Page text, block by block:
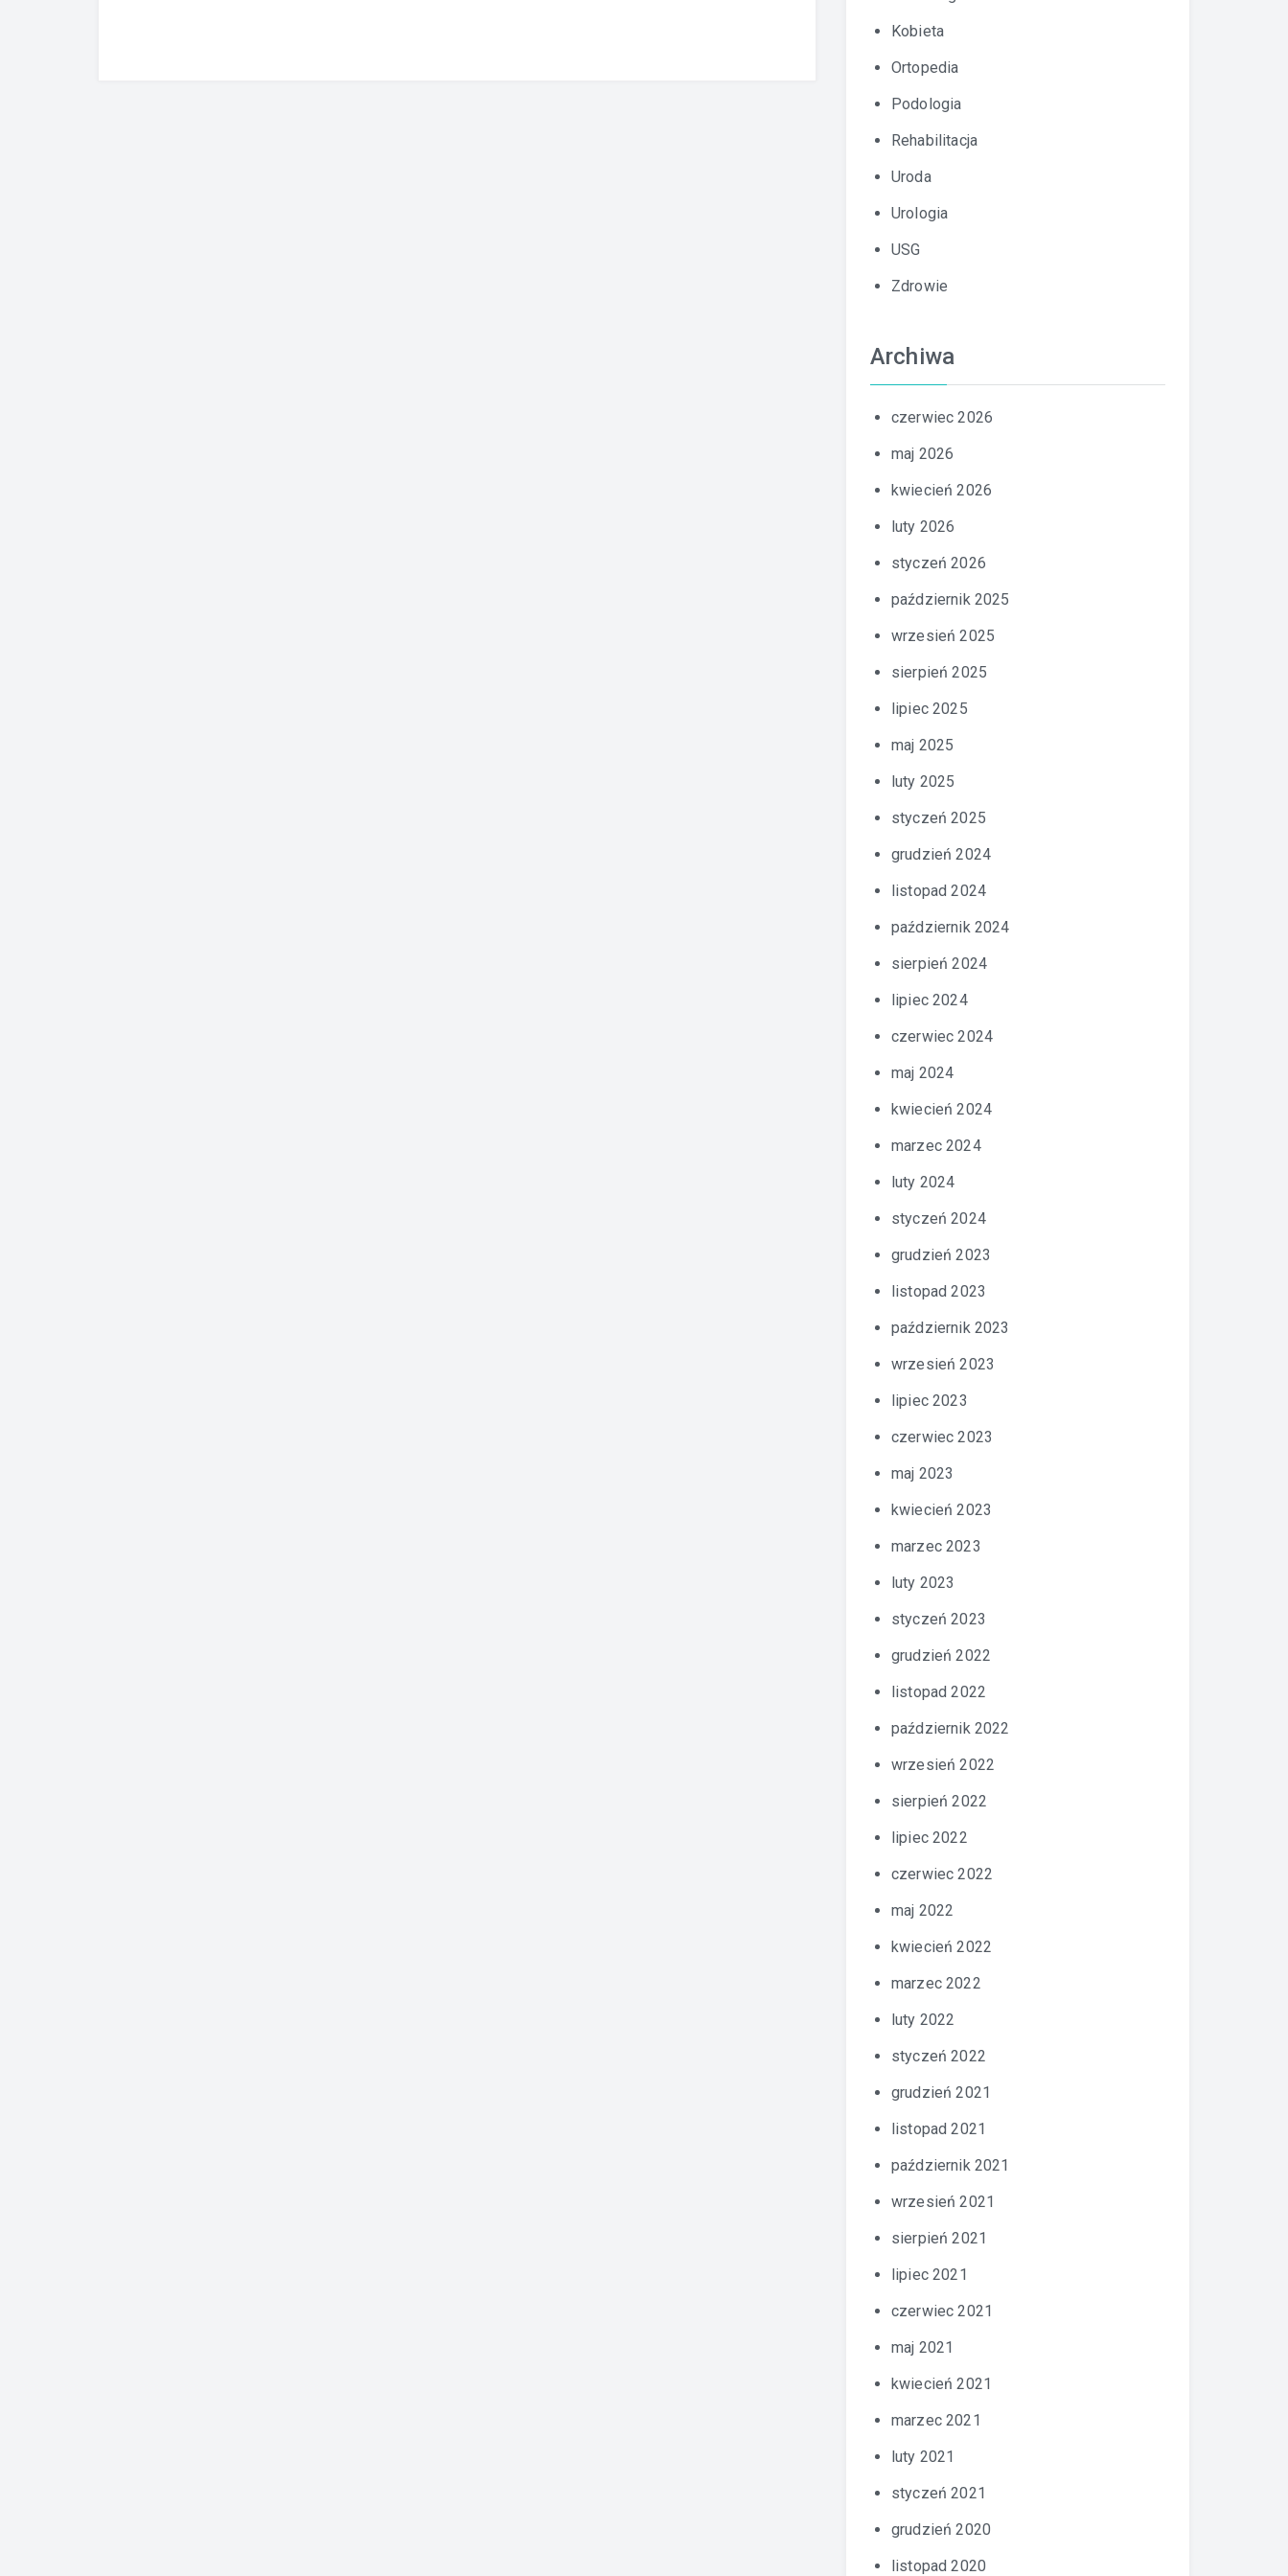
Kobieta
Ortopedia
Podologia
Rehabilitacja
Uroda
Urologia
USG
Zdrowie
Archiwa
czerwiec 2026
maj 2026
kwiecień 2026
luty 2026
styczeń 2026
październik 2025
wrzesień 2025
sierpień 2025
lipiec 2025
maj 2025
luty 2025
styczeń 2025
grudzień 2024
listopad 2024
październik 2024
sierpień 2024
lipiec 2024
czerwiec 2024
maj 2024
kwiecień 2024
marzec 2024
luty 2024
styczeń 2024
grudzień 2023
listopad 2023
październik 2023
wrzesień 2023
lipiec 2023
czerwiec 2023
maj 2023
kwiecień 2023
marzec 2023
luty 2023
styczeń 2023
grudzień 2022
listopad 2022
październik 2022
wrzesień 2022
sierpień 2022
lipiec 2022
czerwiec 2022
maj 2022
kwiecień 2022
marzec 2022
luty 2022
styczeń 2022
grudzień 2021
listopad 2021
październik 2021
wrzesień 2021
sierpień 2021
lipiec 2021
czerwiec 2021
maj 2021
kwiecień 2021
marzec 2021
luty 2021
styczeń 2021
grudzień 2020
listopad 2020